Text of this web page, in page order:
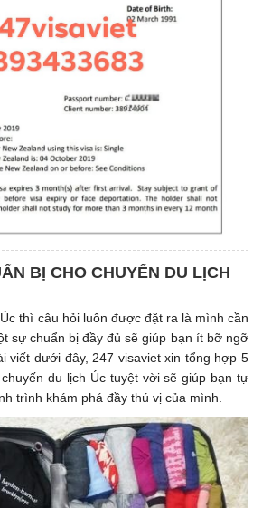
BỊ CHO CHUYỂN DU LỊCH
thì câu hỏi luôn được đặt ra là mình cần
sự chuẩn bị đầy đủ sẽ giúp bạn ít bỡ ngỡ
viết dưới đây, 247 visaviet xin tổng hợp 5
du lịch Úc tuyệt vời sẽ giúp bạn tự
trình khám phá đầy thú vị của mình.